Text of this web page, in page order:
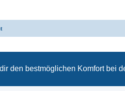
den bestmöglichen Komfort bei